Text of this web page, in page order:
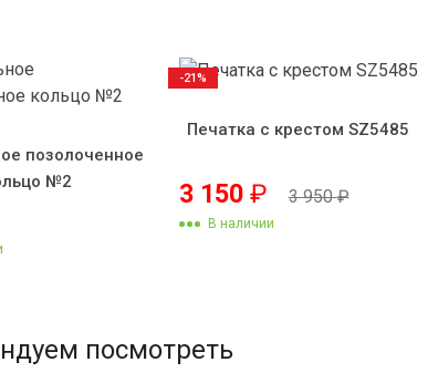
позолоченное
№2
Печатка с крестом SZ5485
3 150 ₽ 3 950₽
В наличии
-21%
посмотреть